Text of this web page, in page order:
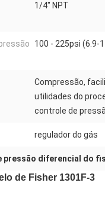
1/4" NPT
100 - 225psi (6.9-
Compressão,
utilidades do
controle de
regulador do gás
pressão diferencial do
de Fisher 1301F-3